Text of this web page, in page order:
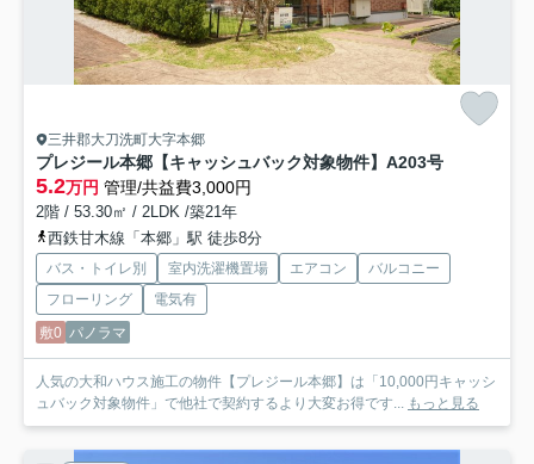
三井郡大刀洗町大字本郷
プレジール本郷【キャッシュバック対象物件】 A203号
5.2万円 管理/共益費3,000円
2階 / 53.30㎡ / 2LDK /築21年
西鉄甘木線「本郷」駅 徒歩8分
バス・トイレ別 室内洗濯機置場 エアコン
バルコニー
フローリング
電気有
敷0 パノラマ
人気の大和ハウス施工の物件【プレジール本郷】は「10,000円キャッシ
ュバック対象物件」で他社で契約するより大変お得です... もっと見る